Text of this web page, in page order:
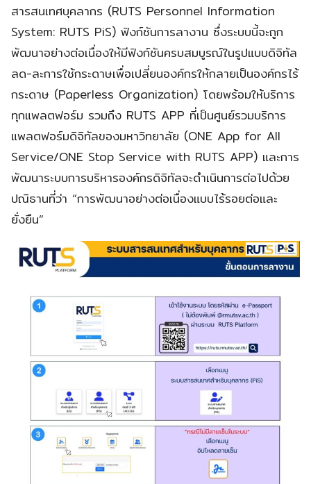
สารสนเทศบุคลากร (RUTS Personnel Information
System: RUTS PiS) ฟังก์ชันการลางาน ซึ่งระบบนี้จะถูก
พัฒนาอย่างต่อเนื่องให้มีฟังก์ชันครบสมบูรณ์ในรูปแบบดิจิทัล
ลด-ละการใช้กระดาษเพื่อเปลี่ยนองค์กรให้กลายเป็นองค์กรไร้
กระดาษ (Paperless Organization) โดยพร้อมให้บริการ
ทุกแพลตฟอร์ม รวมถึง RUTS APP ที่เป็นศูนย์รวมบริการ
แพลตฟอร์มดิจิทัลของมหาวิทยาลัย (ONE App for All
Service/ONE Stop Service with RUTS APP) และการ
พัฒนาระบบการบริหารองค์กรดิจิทัลจะดำเนินการต่อไปด้วย
ปณิธานที่ว่า “การพัฒนาอย่างต่อเนื่องแบบไร้รอยต่อและ
ยั่งยืน”